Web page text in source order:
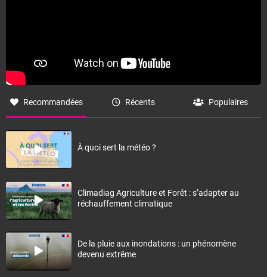
Recommandées Récents Populaires
À quoi sert la météo ?
Climadiag Agriculture et Forêt : s’adapter au
réchauffement climatique
De la pluie aux inondations : un phénomène
devenu extrême